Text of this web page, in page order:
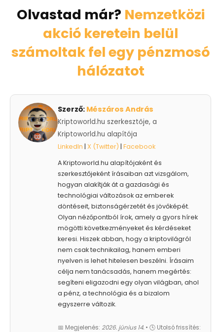
Olvastad már? Nemzetközi
akció keretein belül
számoltak fel egy pénzmosó
hálózatot
Szerző: Mészáros András
Kriptoworld.hu szerkesztője, a
Kriptoworld.hu alapítója
LinkedIn | X (Twitter) | Facebook
A Kriptoworld.hu alapítójaként és
szerkesztőjeként írásaiban azt vizsgálom,
hogyan alakítják át a gazdasági és
technológiai változások az emberek
döntéseit, biztonságérzetét és jövőképét.
Olyan nézőpontból írok, amely a gyors hírek
mögötti következményeket és kérdéseket
keresi. Hiszek abban, hogy a kriptovilágról
nem csak technikailag, hanem emberi
nyelven is lehet hitelesen beszélni. Írásaim
célja nem tanácsadás, hanem megértés:
segíteni eligazodni egy olyan világban, ahol
a pénz, a technológia és a bizalom
egyszerre változik.
📅 Megjelenés: 2026. június 14. • 🕓 Utolsó frissítés: